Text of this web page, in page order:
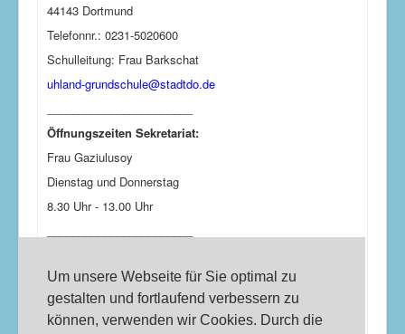
Um unsere Webseite für Sie optimal zu
gestalten und fortlaufend verbessern zu
können, verwenden wir Cookies. Durch die
44143 Dortmund
Telefonnr.: 0231-5020600
Schulleitung: Frau Barkschat
uhland-grundschule@stadtdo.de
Öffnungszeiten Sekretariat:
Frau Gaziulusoy
Dienstag und Donnerstag
8.30 Uhr - 13.00 Uhr
Telefonnr.: 0231-5020606
Ansprechpartner: Frau Svenja Rautert, Leitung
svenja.rautert@uhland-grundschule-edu.de